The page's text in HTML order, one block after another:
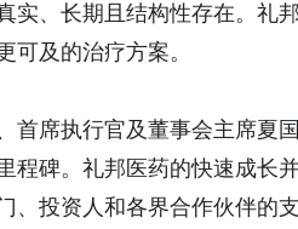
实、长期且结构性存在。礼
可及的治疗方案。
首席执行官及董事会主席夏
程碑。礼邦医药的快速成长
、投资人和各界合作伙伴的